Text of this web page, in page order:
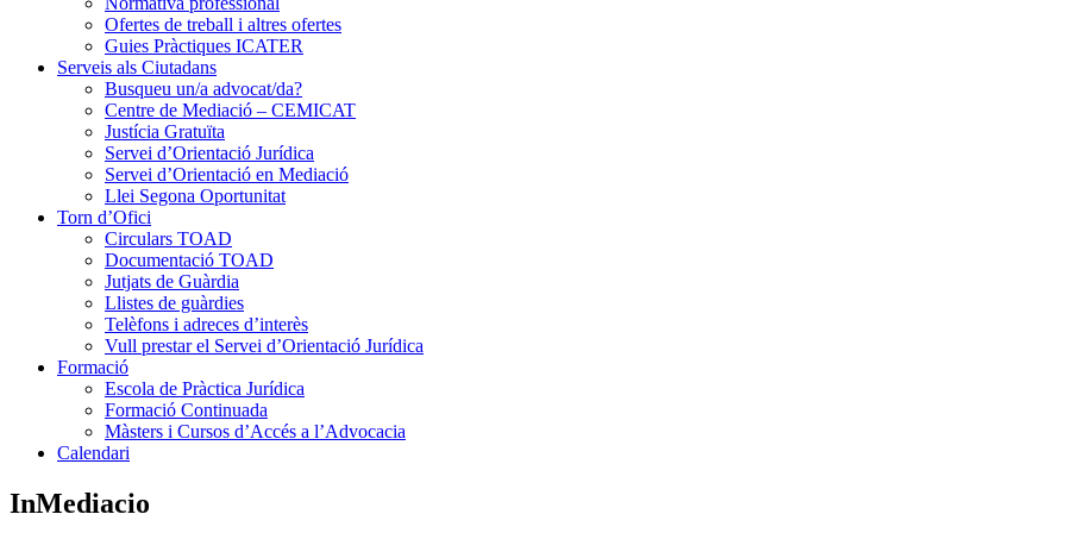
Ofertes de treball i altres ofertes
Guies Pràctiques ICATER
Serveis als Ciutadans
Busqueu un/a advocat/da?
Centre de Mediació – CEMICAT
Justícia Gratuïta
Servei d’Orientació Jurídica
Servei d’Orientació en Mediació
Llei Segona Oportunitat
Torn d’Ofici
Circulars TOAD
Documentació TOAD
Jutjats de Guàrdia
Llistes de guàrdies
Telèfons i adreces d’interès
Vull prestar el Servei d’Orientació Jurídica
Formació
Escola de Pràctica Jurídica
Formació Continuada
Màsters i Cursos d’Accés a l’Advocacia
Calendari
InMediacio